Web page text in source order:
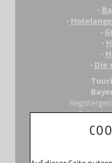
-
-
-
-
-
- Die